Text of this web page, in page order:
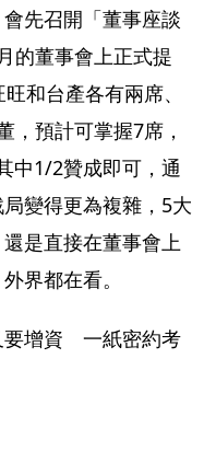
先召開「董事座談
的董事會上正式提
和台產各有兩席、
，預計可掌握7席，
中1/2贊成即可，通
變得更為複雜，5大
是直接在董事會上
界都在看。
要增資　一紙密約考